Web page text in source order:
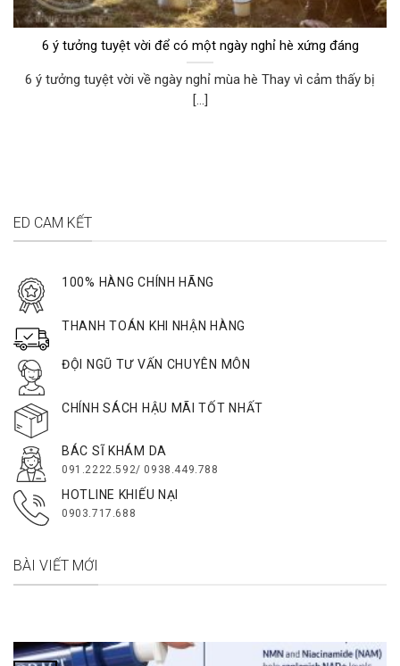
6 ý tưởng tuyệt vời để có một ngày nghỉ hè xứng đáng
6 ý tưởng tuyệt vời về ngày nghỉ mùa hè Thay vì cảm thấy bị
[...]
ED CAM KẾT
100% HÀNG CHÍNH HÃNG
THANH TOÁN KHI NHẬN HÀNG
ĐỘI NGŨ TƯ VẤN CHUYÊN MÔN
CHÍNH SÁCH HẬU MÃI TỐT NHẤT
BÁC SĨ KHÁM DA
091.2222.592/ 0938.449.788
HOTLINE KHIẾU NẠI
0903.717.688
BÀI VIẾT MỚI